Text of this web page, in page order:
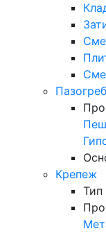
Крепеж
Тип